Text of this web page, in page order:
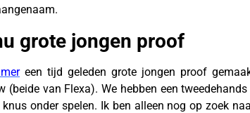
grote jongen proof
een tijd geleden grote jongen proof
(beide van Flexa). We hebben een
onder spelen. Ik ben alleen nog op zoek